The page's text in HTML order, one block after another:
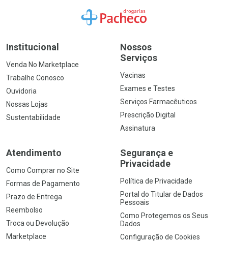
Ir para a Home
Institucional
Venda No Marketplace
Trabalhe Conosco
Ouvidoria
Nossas Lojas
Sustentabilidade
Nossos
Serviços
Vacinas
Exames e Testes
Serviços Farmacêuticos
Prescrição Digital
Assinatura
Atendimento
Como Comprar no Site
Formas de Pagamento
Prazo de Entrega
Reembolso
Troca ou Devolução
Marketplace
Segurança e
Privacidade
Política de Privacidade
Portal do Titular de Dados
Pessoais
Como Protegemos os Seus
Dados
Configuração de Cookies